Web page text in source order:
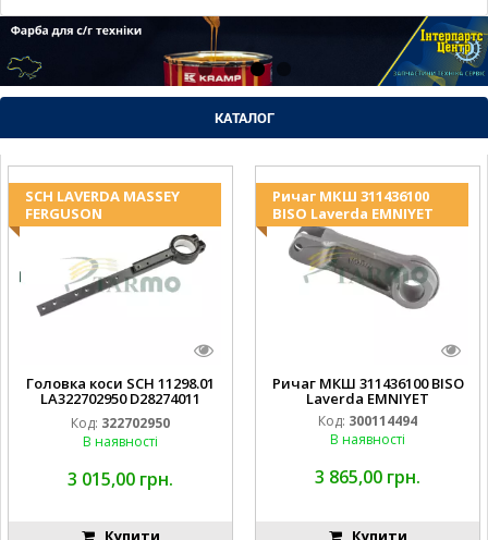
КАТАЛОГ
SCH LAVERDA MASSEY
FERGUSON
Головка коси SCH 11298.01
LA322702950 D28274011
EMNIYET
Код: 322702950
В наявності
3 015,00 грн.
Купити
Ричаг МКШ 311436100
BISO Laverda EMNIYET
Ричаг МКШ 311436100 BISO
Laverda EMNIYET
Код: 300114494
В наявності
3 865,00 грн.
Купити